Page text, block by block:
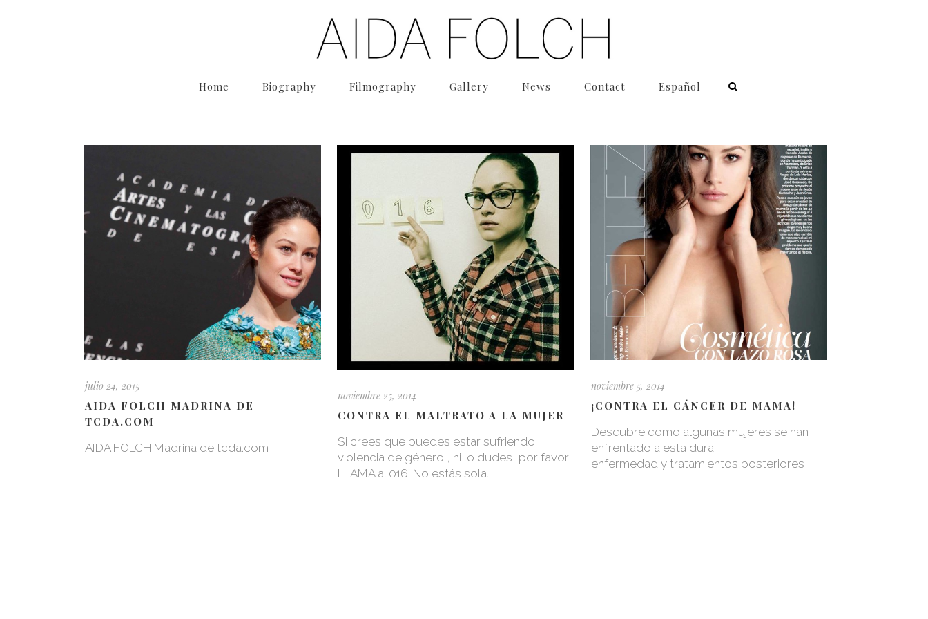
Home Biography Filmography Gallery News Contact Español
julio 24, 2015
AIDA FOLCH MADRINA DE
TCDA.COM
AIDA FOLCH Madrina de tcda.com
noviembre 25, 2014
CONTRA EL MALTRATO A LA MUJER
Si crees que puedes estar sufriendo
violencia de género , ni lo dudes, por favor
LLAMA al 016. No estás sola.
noviembre 5, 2014
¡CONTRA EL CÁNCER DE MAMA!
Descubre como algunas mujeres se han
enfrentado a esta dura
enfermedad y tratamientos posteriores